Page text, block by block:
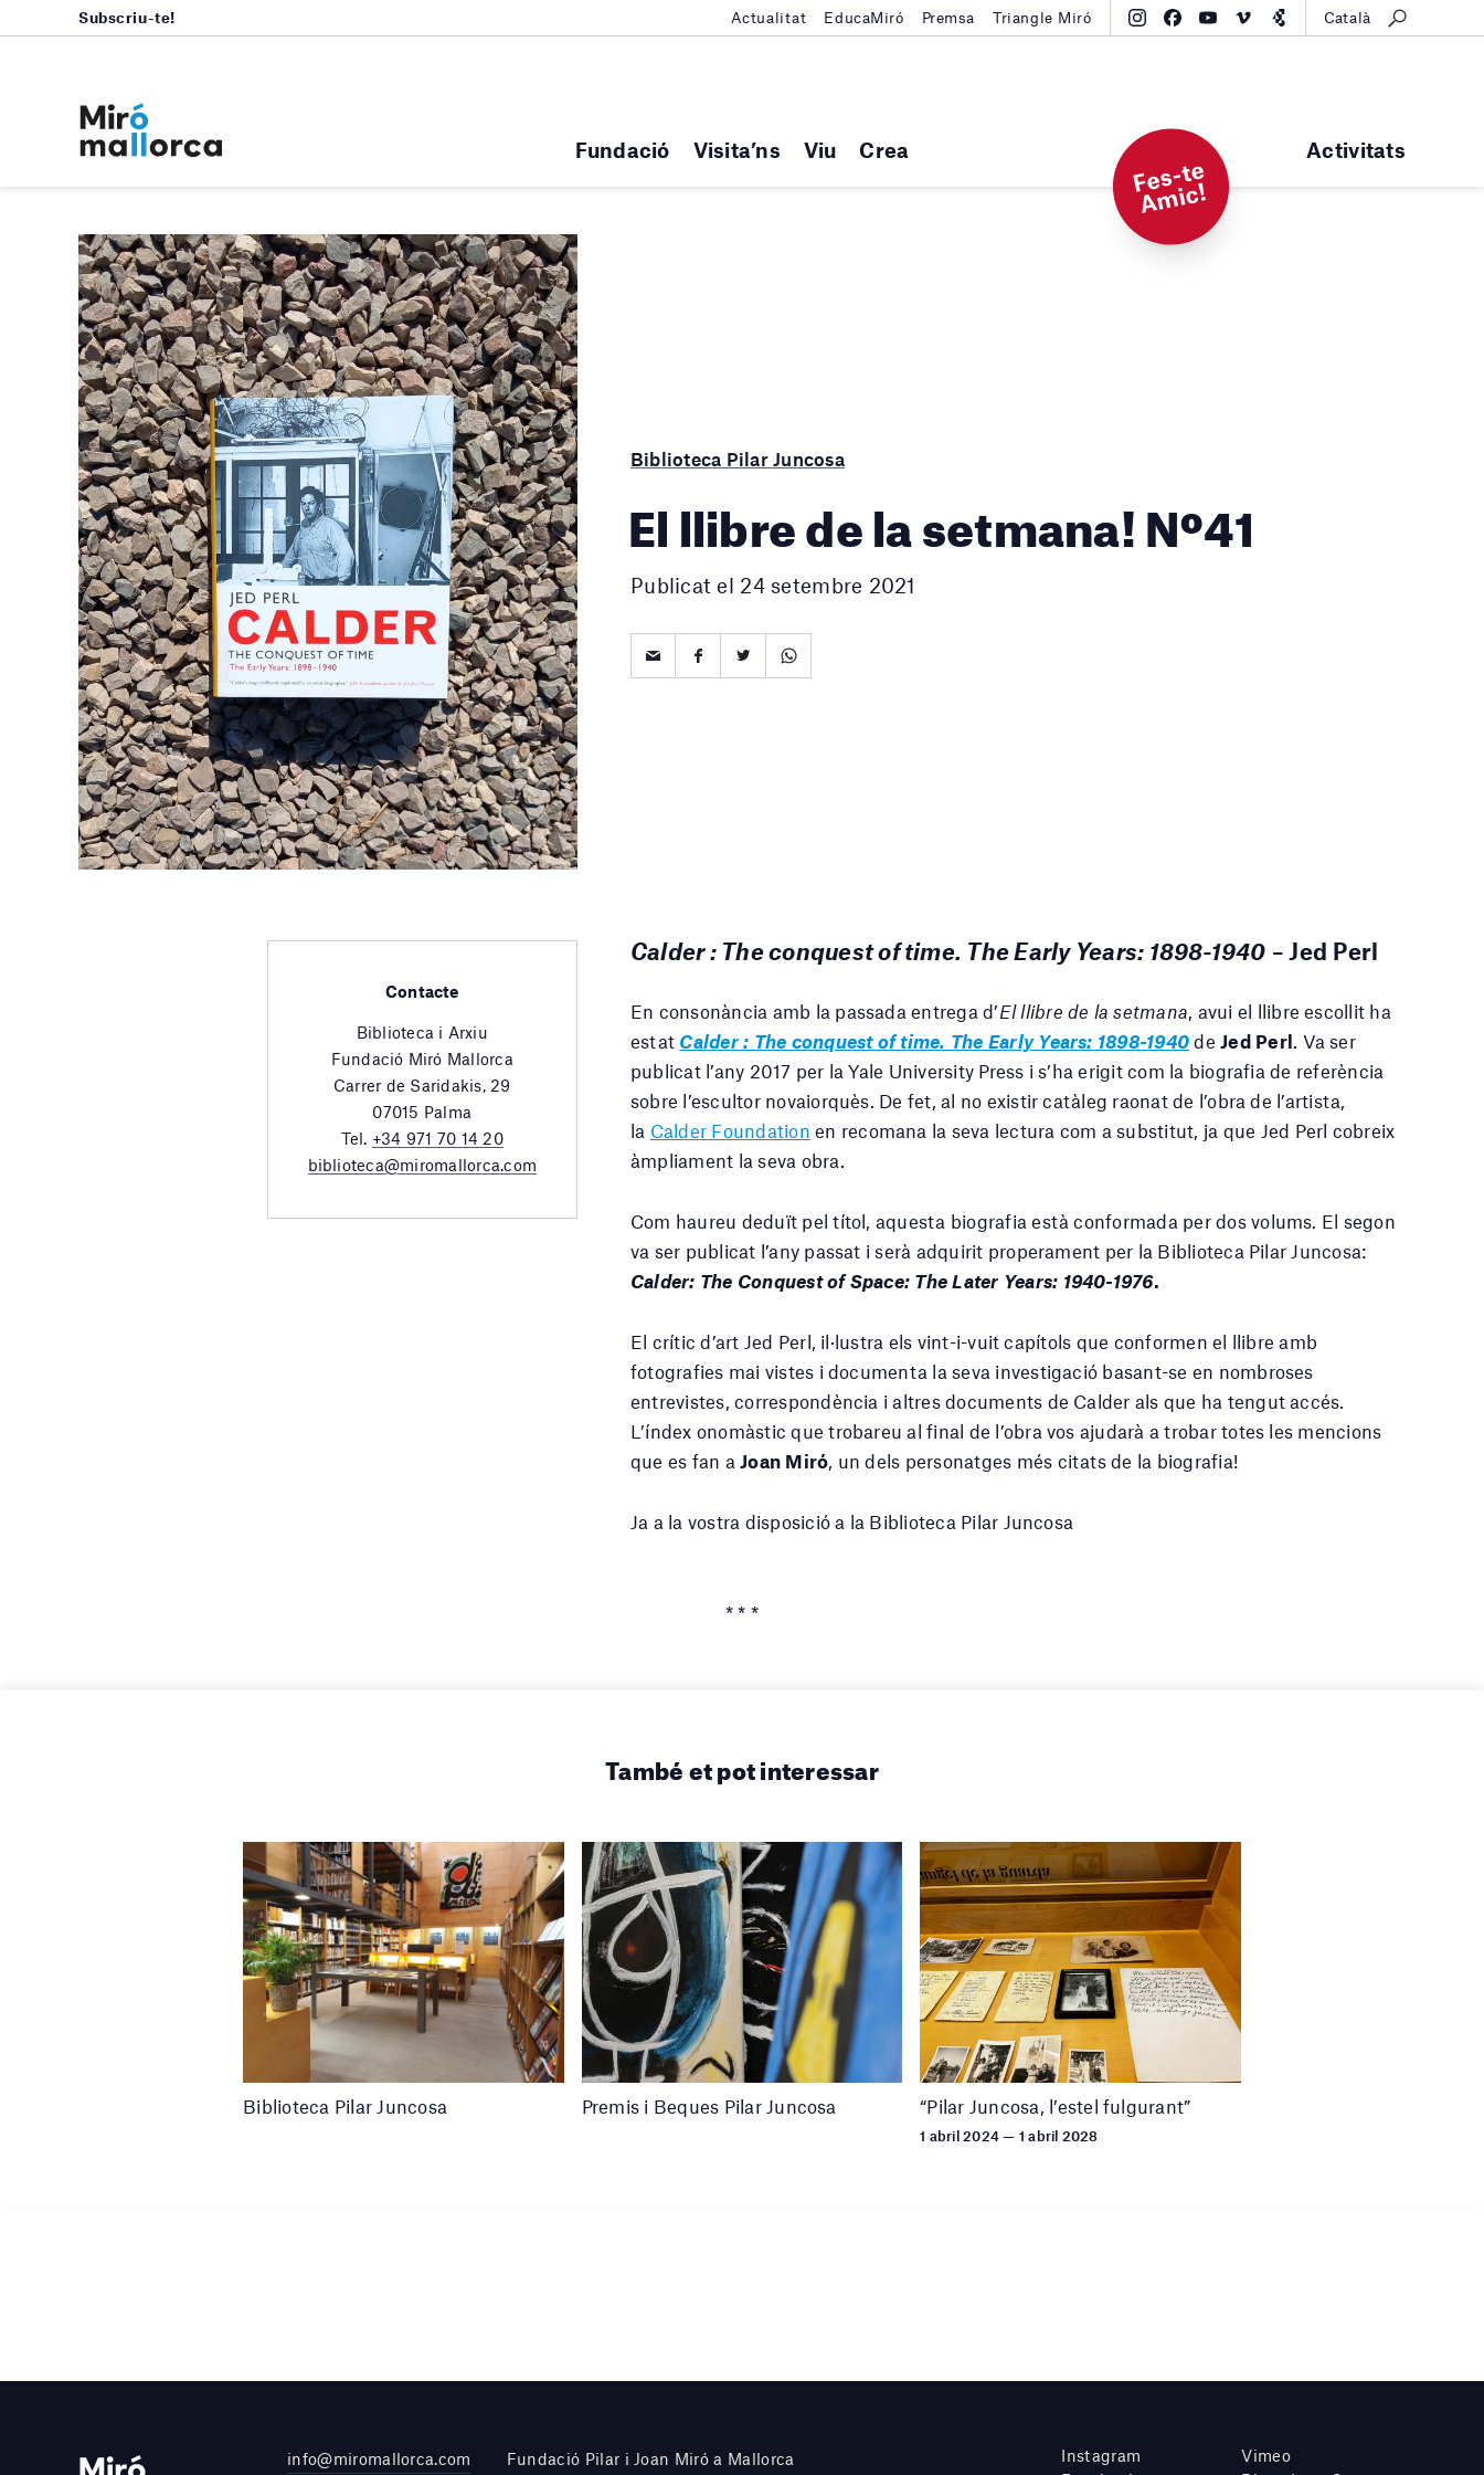
Fundació Visita’ns Viu Crea Activitats
Subscriu-te! Actualitat EducaMiró Premsa Triangle Miró Català
F
e
s-t
e
A
mi
c!
Biblioteca Pilar Juncosa
El llibre de la setmana! Nº41
Publicat el 24 setembre 2021
Contacte
Biblioteca i Arxiu
Fundació Miró Mallorca
Carrer de Saridakis, 29
07015 Palma
Tel. +34 971 70 14 20
biblioteca@miromallorca.com
Calder : The conquest of time. The Early Years: 1898-1940 –Jed Perl
En consonància amb la passada entrega d’El llibre de la setmana , avui el llibre escollit ha
estat Calder : The conquest of time. The Early Years: 1898-1940 de Jed Perl . Va ser
publicat l’any 2017 per la Yale University Press i s’ha erigit com la biografia de referència
sobre l’escultor novaiorquès. De fet, al no existir catàleg raonat de l’obra de l’artista,
la Calder Foundation en recomana la seva lectura com a substitut, ja que Jed Perl cobreix
àmpliament la seva obra.
Com haureu deduït pel títol, aquesta biografia està conformada per dos volums. El segon
va ser publicat l’any passat i serà adquirit properament per la Biblioteca Pilar Juncosa:
Calder: The Conquest of Space: The Later Years: 1940-1976.
El crític d’art Jed Perl, il·lustra els vint-i-vuit capítols que conformen el llibre amb
fotografies mai vistes i documenta la seva investigació basant-se en nombroses
entrevistes, correspondència i altres documents de Calder als que ha tengut accés.
L’índex onomàstic que trobareu al final de l’obra vos ajudarà a trobar totes les mencions
que es fan a Joan Miró , un dels personatges més citats de la biografia!
Ja a la vostra disposició a la Biblioteca Pilar Juncosa
* * *
També et pot interessar
Biblioteca Pilar Juncosa Premis i Beques Pilar Juncosa “Pilar Juncosa, l’estel fulgurant”
1 abril 2024 — 1 abril 2028
info@miromallorca.com Fundació Pilar i Joan Miró a Mallorca
Instagram
Vimeo